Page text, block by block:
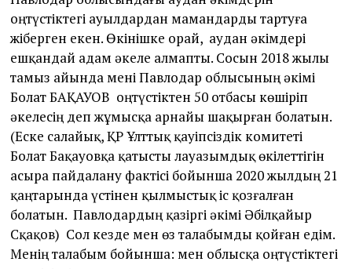
оңтүстіктегі ауылдардан мамандарды тартуға
жіберген екен. Өкінішке орай, аудан әкімдері
ешқандай адам әкеле алмапты. Сосын 2018 жылы
тамыз айында мені Павлодар облысының әкімі
Болат БАҚАУОВ оңтүстіктен 50 отбасы көшіріп
әкелесің деп жұмысқа арнайы шақырған болатын.
(Еске салайық, ҚР Ұлттық қауіпсіздік комитеті
Болат Бақауовқа қатысты лауазымдық өкілеттігін
асыра пайдалану фактісі бойынша 2020 жылдың 21
қаңтарында үстінен қылмыстық іс қозғалған
болатын. Павлодардың қазіргі әкімі Әбілқайыр
Сқақов) Сол кезде мен өз талабымды қойған едім.
Менің талабым бойынша: мен облысқа оңтүстіктегі